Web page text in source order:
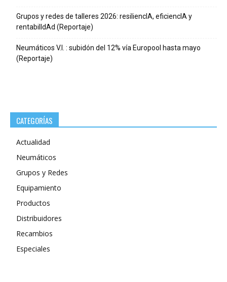
Grupos y redes de talleres 2026: resiliencIA, eficiencIA y
rentabilIdAd (Reportaje)
Neumáticos V.I. : subidón del 12% vía Europool hasta mayo
(Reportaje)
CATEGORÍAS
Actualidad
Neumáticos
Grupos y Redes
Equipamiento
Productos
Distribuidores
Recambios
Especiales